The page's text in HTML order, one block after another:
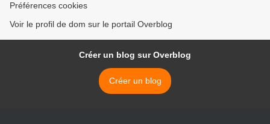
Préférences cookies
Voir le profil de dom sur le portail Overblog
Créer un blog sur Overblog
Créer un blog